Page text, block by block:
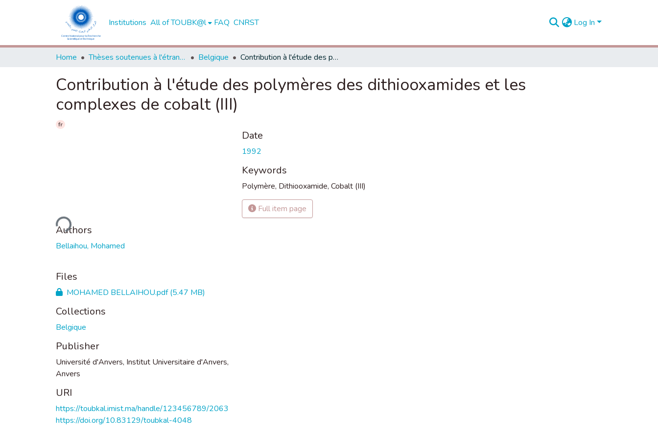
Institutions All of TOUBK@l FAQ CNRST Log In
Home Thèses soutenues à l'étranger Belgique Contribution à l'étude des polymères des dithiooxamides et les complexes de cobalt (III)
Contribution à l'étude des polymères des dithiooxamides et les
complexes de cobalt (III)
fr
Loading...
Authors
Bellaihou, Mohamed
Files
MOHAMED BELLAIHOU.pdf(5.47 MB)
Collections
Belgique
Publisher
Université d'Anvers, Institut Universitaire d'Anvers,
Anvers
URI
https://toubkal.imist.ma/handle/123456789/2063
https://doi.org/10.83129/toubkal-4048
Date
1992
Keywords
Polymère, Dithiooxamide, Cobalt (III)
Full item page